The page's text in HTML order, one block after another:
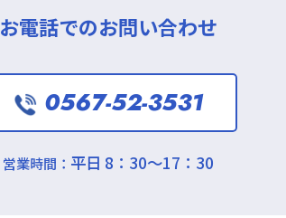
お電話でのお問い合わせ
0567-52-3531
営業時間： 平日 8：30～17：30